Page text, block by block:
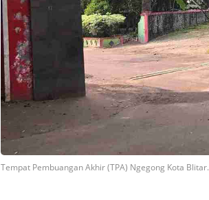
Tempat Pembuangan Akhir (TPA) Ngegong Kota Blitar.